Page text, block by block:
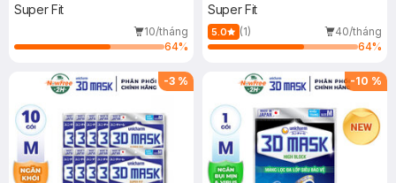
Super Fit
10/tháng
64%
Super Fit
5.0 (1)
40/tháng
64%
-3 % -10 %